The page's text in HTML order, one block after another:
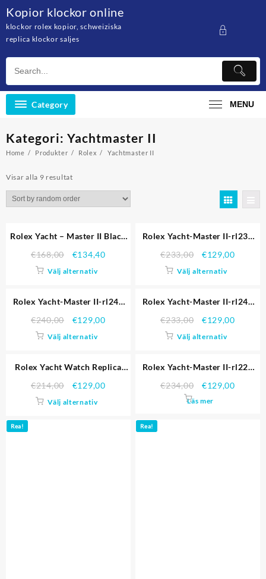
content
Kopior klockor online
klockor rolex kopior, schweiziska
replica klockor saljes
Category MENU
Kategori: Yachtmaster II
Home Produkter Rolex Yachtmaster II
Visar alla 9 resultat
Rolex Yacht – Master II Black
622.541 Replika Klockor
€168,00 €134,40
Välj alternativ
Rolex Yacht-Master II-rl230
€233,00 €129,00
Välj alternativ
Rolex Yacht-Master II-rl243
€240,00 €129,00
Välj alternativ
Rolex Yacht-Master II-rl242
€233,00 €129,00
Välj alternativ
Rolex Yacht Watch Replica
€214,00 €129,00
Välj alternativ
Rolex Yacht-Master II-rl229
€234,00 €129,00
Läs mer
Rea! Rea!